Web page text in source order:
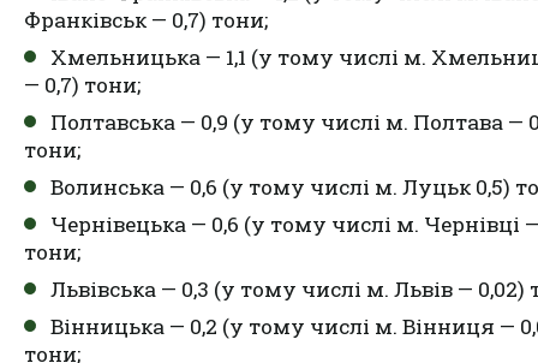
Франківськ — 0,7) тони;
Хмельницька — 1,1 (у тому числі м.
— 0,7) тони;
Полтавська — 0,9 (у тому числі м. Полтава —
тони;
Волинська — 0,6 (у тому числі м. Луцьк 0,5)
Чернівецька — 0,6 (у тому числі м. Чернівці
тони;
Львівська — 0,3 (у тому числі м. Львів — 0,02)
Вінницька — 0,2 (у тому числі м. Вінниця —
тони;